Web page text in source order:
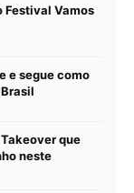
Festival Vamos
e segue como
que
neste